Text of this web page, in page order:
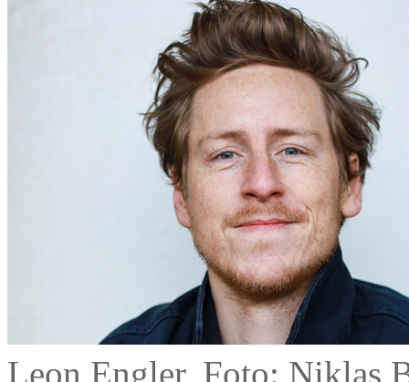
Leon Engler, Foto: Niklas